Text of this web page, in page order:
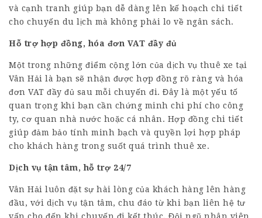
và cạnh tranh giúp bạn dễ dàng lên kế hoạch chi tiết
cho chuyến du lịch mà không phải lo về ngân sách.
Hỗ trợ hợp đồng, hóa đơn VAT đầy đủ
Một trong những điểm cộng lớn của dịch vụ thuê xe tại
Vân Hải là bạn sẽ nhận được hợp đồng rõ ràng và hóa
đơn VAT đầy đủ sau mỗi chuyến đi. Đây là một yếu tố
quan trọng khi bạn cần chứng minh chi phí cho công
ty, cơ quan nhà nước hoặc cá nhân. Hợp đồng chi tiết
giúp đảm bảo tính minh bạch và quyền lợi hợp pháp
cho khách hàng trong suốt quá trình thuê xe.
Dịch vụ tận tâm, hỗ trợ 24/7
Vân Hải luôn đặt sự hài lòng của khách hàng lên hàng
đầu, với dịch vụ tận tâm, chu đáo từ khi bạn liên hệ tư